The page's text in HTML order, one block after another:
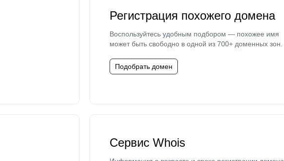
Регистрация похожего домена
Воспользуйтесь удобным подбором — похожее имя
может быть свободно в одной из 700+ доменных зон.
Подобрать домен
Сервис Whois